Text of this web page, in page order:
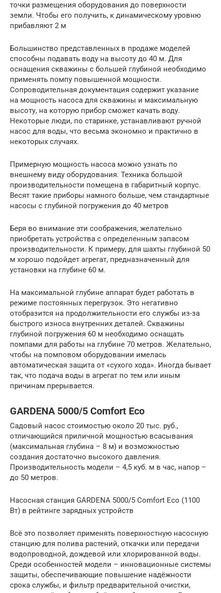
точки размещения оборудования до поверхности
земли. Чтобы его получить, к динамическому уровню
прибавляют 2 м
Большинство представленных в продаже моделей
способны подавать воду на высоту до 40 м. Для
оснащения скважины с большей глубиной необходимо
применять помпу повышенной мощности.
Сопроводительная документация содержит указание
на мощность насоса для скважины и максимальную
высоту, на которую прибор сможет качать воду.
Некоторые люди, по старинке, устанавливают ручной
насос для воды, что весьма экономно и практично в
некоторых случаях.
Примерную мощность насоса можно узнать по
внешнему виду оборудования. Техника большой
производительности помещена в габаритный корпус.
Весят такие приборы намного больше, чем стандартные
насосы с глубиной погружения до 40 метров
Беря во внимание эти соображения, желательно
приобретать устройства с определенным запасом
производительности. К примеру, для шахты глубиной 50
м хорошо подойдет агрегат, предназначенный для
установки на глубине 60 м.
На максимальной глубине аппарат будет работать в
режиме постоянных перегрузок. Это негативно
отобразится на продолжительности его службы из-за
быстрого износа внутренних деталей. Скважины
глубиной погружения 60 м необходимо оснащать
помпами для работы на глубине 70 метров. Желательно,
чтобы на помповом оборудовании имелась
автоматическая защита от «сухого хода». Иногда бывает
так, что подача воды в агрегат по тем или иным
причинам прерывается.
GARDENA 5000/5 Comfort Eco
Садовый насос стоимостью около 20 тыс. руб.,
отличающийся приличной мощностью всасывания
(максимальная глубина – 8 м) и возможностью
создания достаточно высокого давления.
Производительность модели – 4,5 куб. м в час, напор –
до 50 метров.
Насосная станция GARDENA 5000/5 Comfort Eco (1100
Вт) в рейтинге зарядных устройств
Всё это позволяет применять поверхностную насосную
станцию для полива растений, откачки или передачи
водопроводной, дождевой или хлорированной воды.
Среди особенностей модели – инновационные системы
защиты, обеспечивающие повышение надёжности
срока службы, и фильтр предварительной очистки,